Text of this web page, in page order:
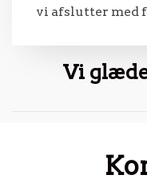
vi afslutter med
Vi